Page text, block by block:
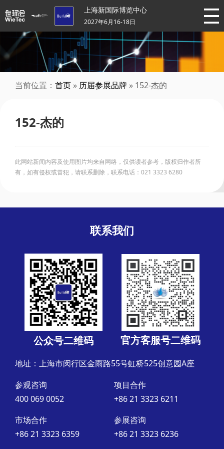
上海新国际博览中心
2027年6月16-18日
当前位置： 首页 » 历届参展品牌 » 152-杰的
152-杰的
此网站新闻内容及使用图片均来自网络，仅供读者参考，版权归作者所
有，如有侵权或冒犯，请联系删除，联系电话：021 3323 6280
联系我们
公众号二维码 官方客服号二维码
地址：上海市闵行区金雨路55号虹桥525创意园A座
参观咨询
400 069 0052
项目合作
+86 21 3323 6211
市场合作
+86 21 3323 6359
参展咨询
+86 21 3323 6236